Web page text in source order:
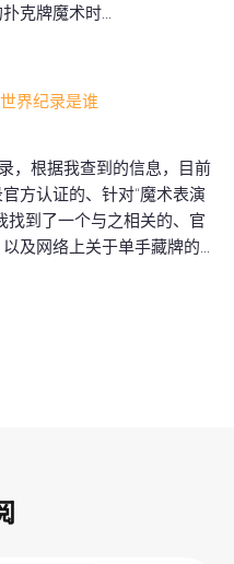
克牌魔术时...
界纪录是谁
，根据我查到的信息，目前
方认证的、针对“魔术表演
找到了一个与之相关的、官
及网络上关于单手藏牌的...